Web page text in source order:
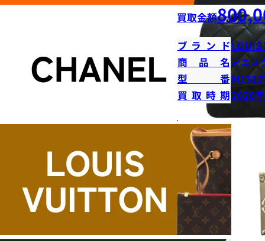
買取金額
ブランドLOUIS
商品名 ミニス
型番
買取時期2026